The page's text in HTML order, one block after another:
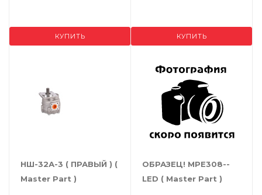
КУПИТЬ КУПИТЬ
НШ-32А-3 ( ПРАВЫЙ ) (
Master Part )
ОБРАЗЕЦ! МРЕ308--
LED ( Мaster Part )